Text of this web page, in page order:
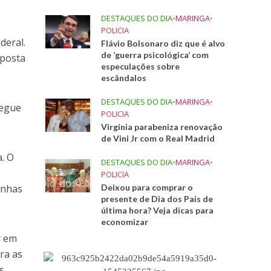
O
as
DESTAQUES DO DIA•MARINGA•
POLICIA
Flávio Bolsonaro diz que é alvo
de ‘guerra psicológica’ com
especulações sobre
escândalos
DESTAQUES DO DIA•MARINGA•
POLICIA
Virginia parabeniza renovação
de Vini Jr com o Real Madrid
DESTAQUES DO DIA•MARINGA•
POLICIA
Deixou para comprar o
presente de Dia dos Pais de
última hora? Veja dicas para
economizar